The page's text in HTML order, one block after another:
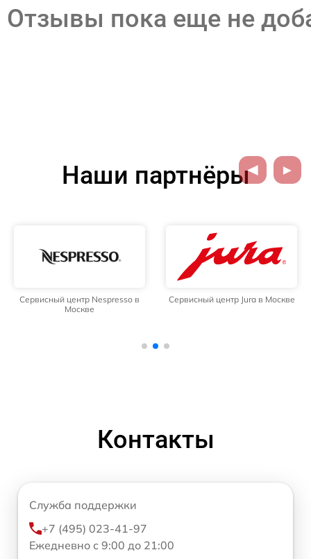
Отзывы пока еще не
Наши партнёры
Сервисный центр Nespresso в
Москве
Сервисный центр Jura в Москве
Контакты
Служба поддержки
+7 (495) 023-41-97
Ежедневно с 9:00 до 21:00